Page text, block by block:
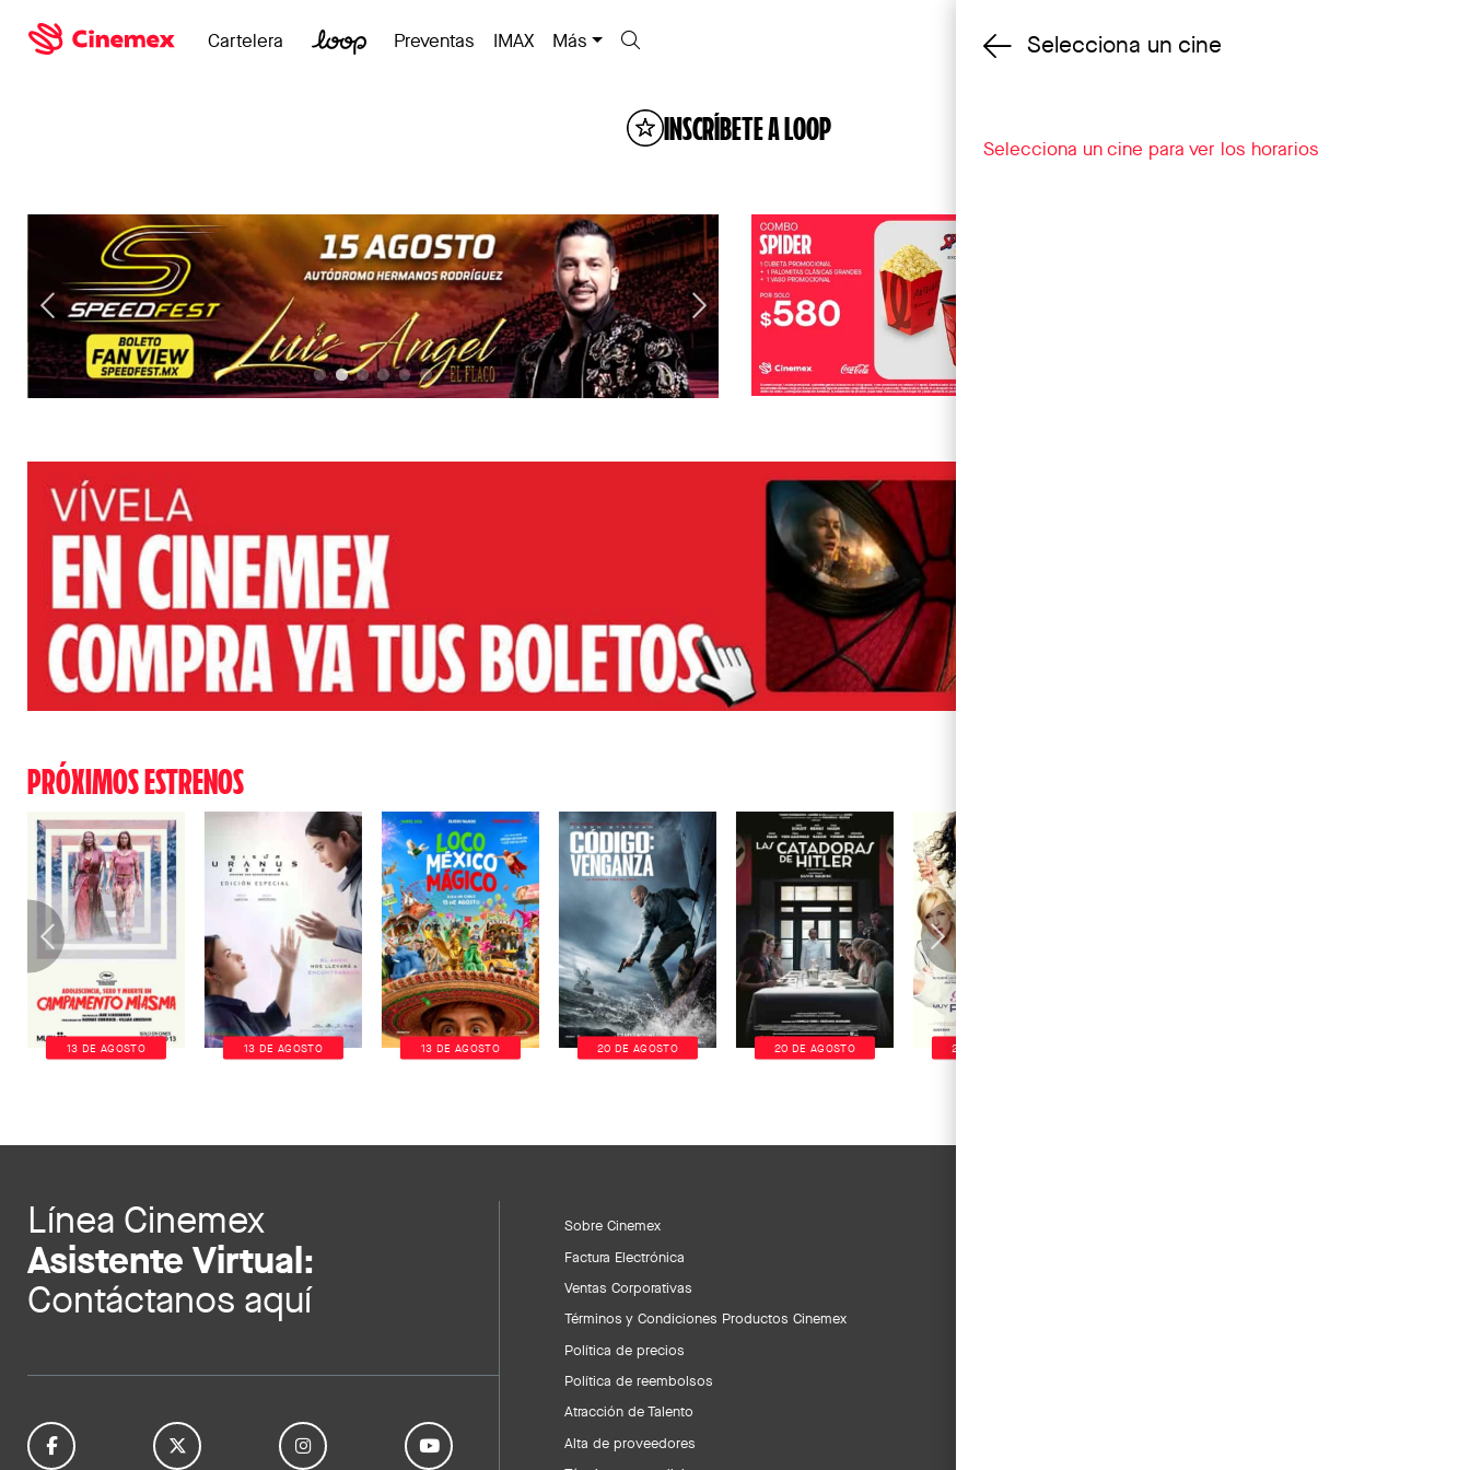
Cambiar cine
Cartelera Preventas IMAX Más
INSCRÍBETE A LOOP
PRÓXIMOS ESTRENOS
13 DE AGOSTO 13 DE AGOSTO 13 DE AGOSTO 20 DE AGOSTO 20 DE AGOSTO 20 DE AGOSTO
Línea Cinemex
Asistente Virtual:
Contáctanos aquí
Sobre Cinemex
Factura Electrónica
Ventas Corporativas
Términos y Condiciones Productos Cinemex
Política de precios
Política de reembolsos
Atracción de Talento
Alta de proveedores
Selecciona un cine
Selecciona un cine para ver los horarios